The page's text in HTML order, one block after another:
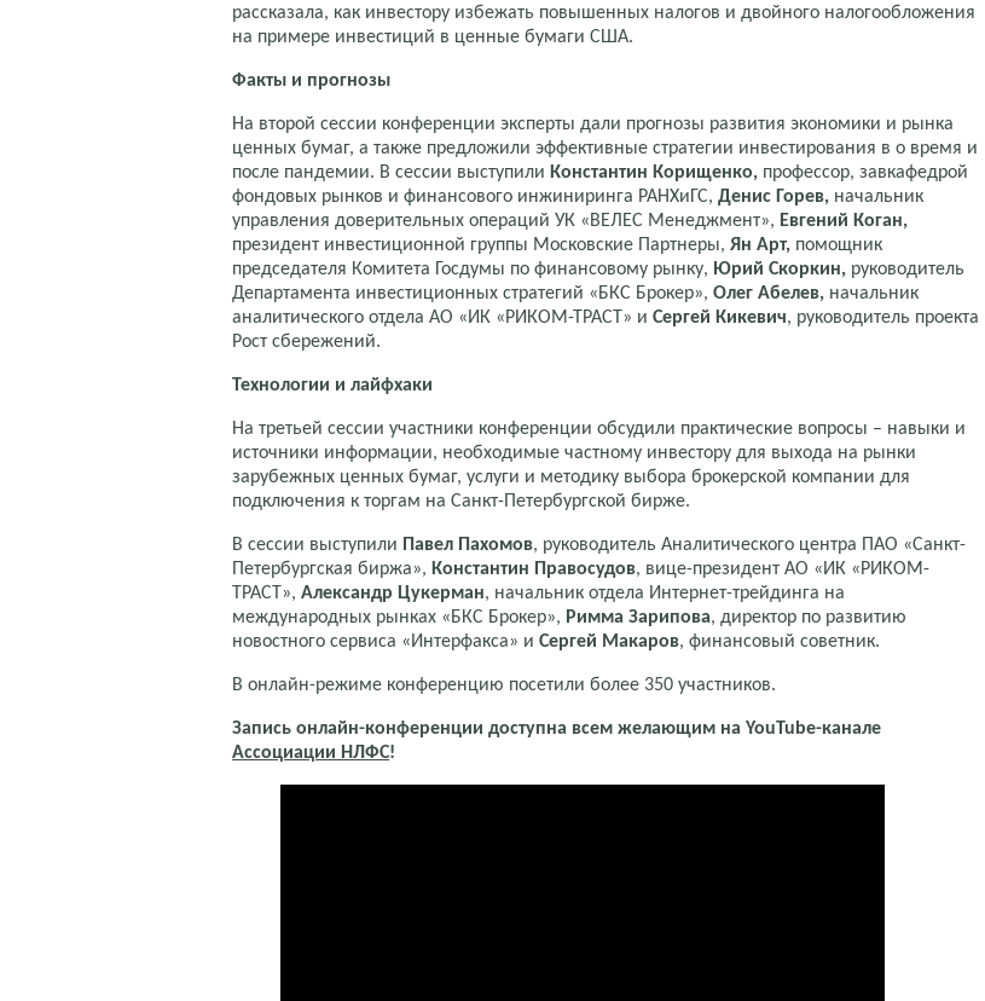
рассказала, как инвестору избежать повышенных налогов и двойного налогообложения
на примере инвестиций в ценные бумаги США.
Факты и прогнозы
На второй сессии конференции эксперты дали прогнозы развития экономики и рынка
ценных бумаг, а также предложили эффективные стратегии инвестирования в о время и
после пандемии. В сессии выступили Константин Корищенко, профессор, завкафедрой
фондовых рынков и финансового инжиниринга РАНХиГС, Денис Горев, начальник
управления доверительных операций УК «ВЕЛЕС Менеджмент», Евгений Коган,
президент инвестиционной группы Московские Партнеры, Ян Арт, помощник
председателя Комитета Госдумы по финансовому рынку, Юрий Скоркин, руководитель
Департамента инвестиционных стратегий «БКС Брокер», Олег Абелев, начальник
аналитического отдела АО «ИК «РИКОМ-ТРАСТ» и Сергей Кикевич, руководитель проекта
Рост сбережений.
Технологии и лайфхаки
На третьей сессии участники конференции обсудили практические вопросы – навыки и
источники информации, необходимые частному инвестору для выхода на рынки
зарубежных ценных бумаг, услуги и методику выбора брокерской компании для
подключения к торгам на Санкт-Петербургской бирже.
В сессии выступили Павел Пахомов, руководитель Аналитического центра ПАО «Санкт-
Петербургская биржа», Константин Правосудов, вице-президент АО «ИК «РИКОМ-
ТРАСТ», Александр Цукерман, начальник отдела Интернет-трейдинга на
международных рынках «БКС Брокер», Римма Зарипова, директор по развитию
новостного сервиса «Интерфакса» и Сергей Макаров, финансовый советник.
В онлайн-режиме конференцию посетили более 350 участников.
Запись онлайн-конференции доступна всем желающим на YouTube-канале
Ассоциации НЛФС!